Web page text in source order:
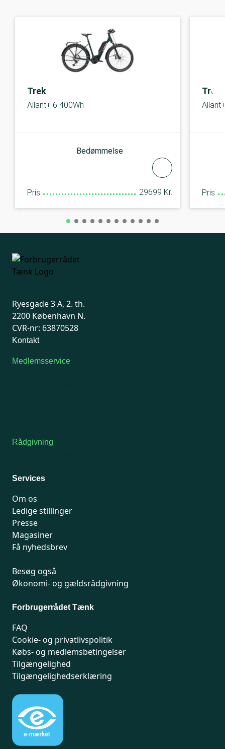
Trek
Allant+ 6 400Wh
Bedømmelse
Pris 29699 Kr.
Trek
Pris
Ryesgade 3 A, 2. th.
2200 København N.
CVR-nr: 63870528
Kontakt
Medlemsservice
Rådgivning
Services
Om os
Ledige stillinger
Presse
Magasiner
Få nyhedsbrev
Besøg også
Økonomi- og gældsrådgivning
Forbrugerrådet Tænk
FAQ
Cookie- og privatlivspolitik
Købs- og medlemsbetingelser
Tilgængelighed
Tilgængelighedserklæring